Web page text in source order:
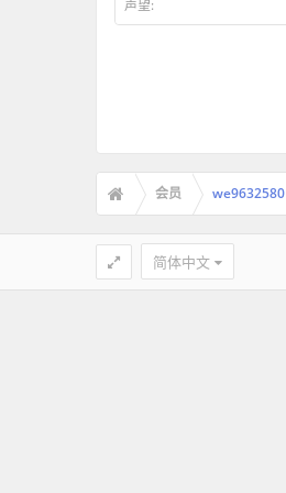
声望:
会员 we9632580
简体中文